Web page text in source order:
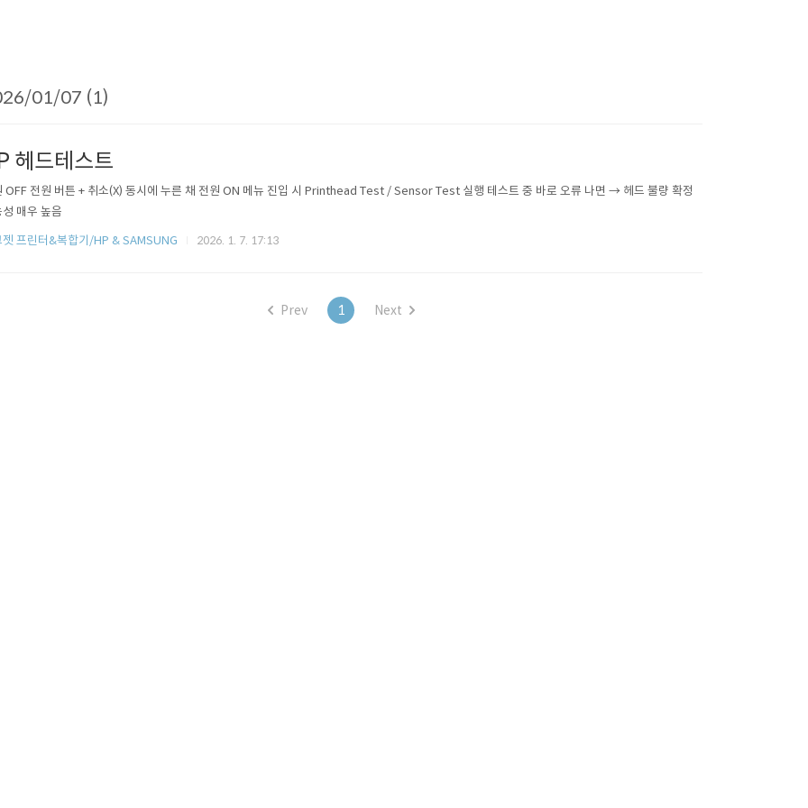
01/07 (1)
헤드테스트
OFF 전원 버튼 + 취소(X) 동시에 누른 채 전원 ON 메뉴 진입 시 Printhead Test / Sensor Test 실행 테스트 중 바로 오류 나면 → 헤드 불량 확정
매우 높음
프린터&복합기/HP & SAMSUNG
2026. 1. 7. 17:13
Prev 1 Next